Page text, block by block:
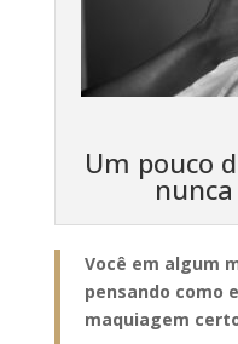
Um pouco
Você em algum
pensando como
maquiagem